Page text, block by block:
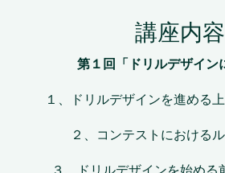
講座内容
第１回「ドリルデザイン
１、ドリルデザインを進める
２、コンテストにおける
３、ドリルデザインを始める